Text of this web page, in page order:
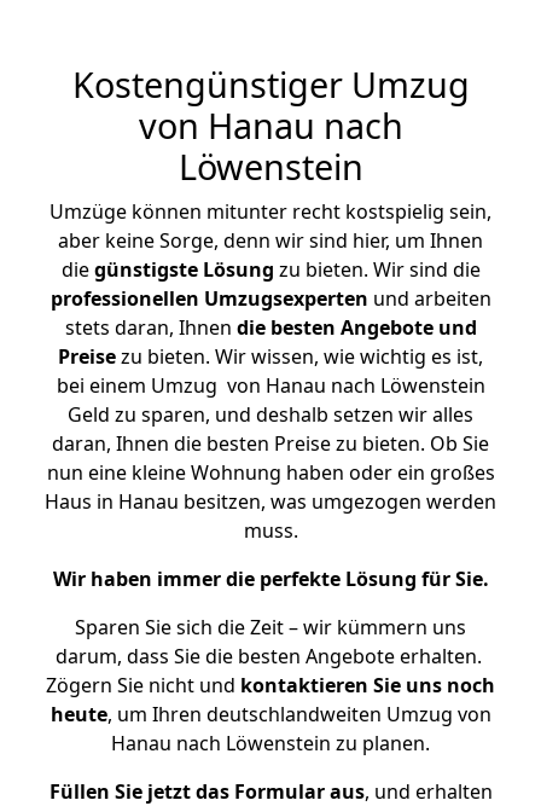
Kostengünstiger Umzug
von Hanau nach
Löwenstein
Umzüge können mitunter recht kostspielig sein,
aber keine Sorge, denn wir sind hier, um Ihnen
diegünstigste Lösung zu bieten. Wir sind die
professionellen Umzugsexperten und arbeiten
stets daran, Ihnen die besten Angebote und
Preisezu bieten. Wir wissen, wie wichtig es ist,
bei einem Umzug von Hanau nach Löwenstein
Geld zu sparen, und deshalb setzen wir alles
daran, Ihnen die besten Preise zu bieten. Ob Sie
nun eine kleine Wohnung haben oder ein großes
Haus in Hanau besitzen, was umgezogen werden
muss.
Wir haben immer die perfekte Lösung für Sie.
Sparen Sie sich die Zeit – wir kümmern uns
darum, dass Sie die besten Angebote erhalten.
Zögern Sie nicht und kontaktieren Sie uns noch
heute, um Ihren deutschlandweiten Umzug von
Hanau nach Löwenstein zu planen.
Füllen Sie jetzt das Formular aus, und erhalten